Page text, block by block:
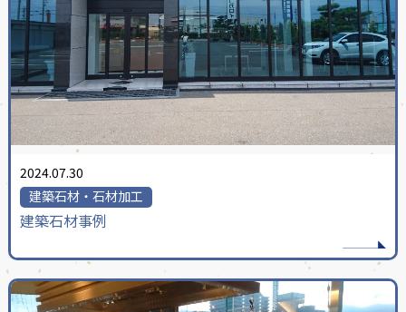
2024.07.30
建築石材・石材加工
建築石材事例